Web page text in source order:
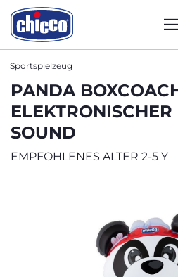
Sportspielzeug
PANDA
SOUND
EMPFOHLENES ALTER 2-5 Y